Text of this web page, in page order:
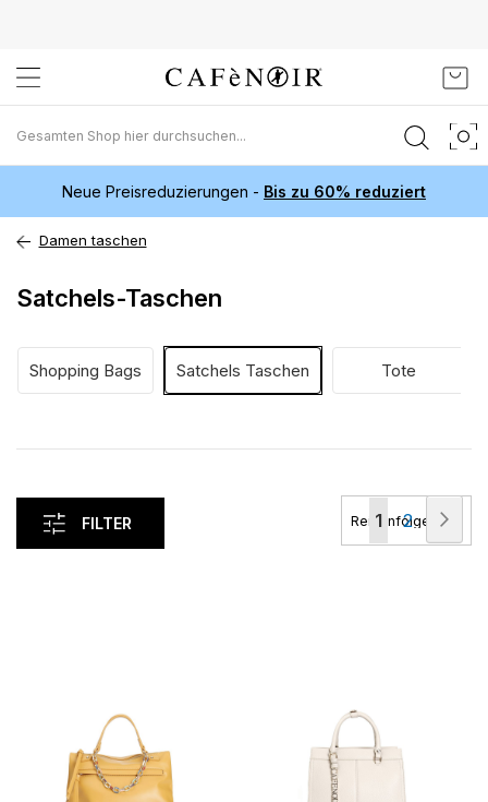
Inhalt
springen
Neue Preisreduzierungen - Bis zu 60% reduziert
Damen taschen
Satchels-Taschen
Shopping Bags Satchels Taschen Tote
FILTER Sie
1 Seite
2